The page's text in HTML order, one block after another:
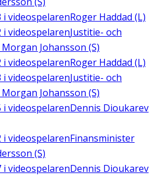
i videospelarenRoger Haddad (L)
i videospelarenJustitie- och
Johansson (S)
i videospelarenRoger Haddad (L)
i videospelarenJustitie- och
Johansson (S)
i videospelarenDennis Dioukarev
i videospelarenFinansminister
(S)
i videospelarenDennis Dioukarev